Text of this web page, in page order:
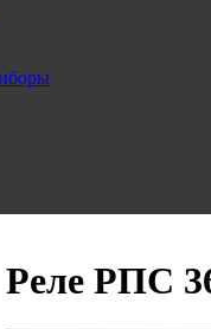
Реле РПС